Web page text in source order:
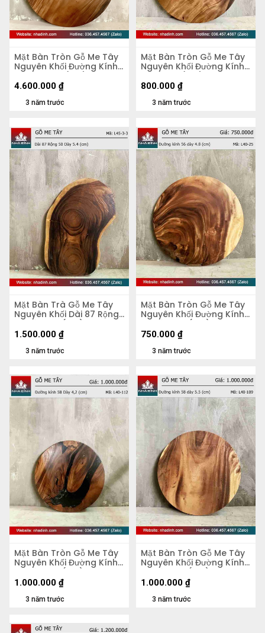
Mặt Bàn Tròn Gỗ Me Tây
Nguyên Khối Đường Kính
103 Dày 4,5 (cm)
3 năm trước
4.600.000 ₫
Mặt Bàn Tròn Gỗ Me Tây
Nguyên Khối Đường Kính
47 Dày 5 (cm)
3 năm trước
800.000 ₫
Mặt Bàn Trà Gỗ Me Tây
Nguyên Khối Dài 87 Rộng
50 Dày 5,4 (cm)
3 năm trước
1.500.000 ₫
Mặt Bàn Tròn Gỗ Me Tây
Nguyên Khối Đường Kính
56 Dày 4,8 (cm)
3 năm trước
750.000 ₫
Mặt Bàn Tròn Gỗ Me Tây
Nguyên Khối Đường Kính
58 Dày 4,2 (cm)
3 năm trước
1.000.000 ₫
Mặt Bàn Tròn Gỗ Me Tây
Nguyên Khối Đường Kính
58 Dày 5,5 (cm)
3 năm trước
1.000.000 ₫